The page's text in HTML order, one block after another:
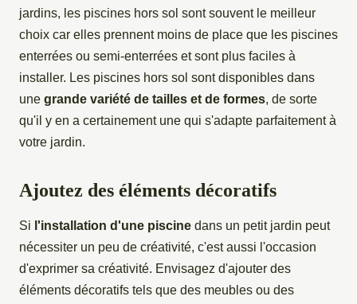
jardins, les piscines hors sol sont souvent le meilleur
choix car elles prennent moins de place que les piscines
enterrées ou semi-enterrées et sont plus faciles à
installer. Les piscines hors sol sont disponibles dans
une grande variété de tailles et de formes, de sorte
qu'il y en a certainement une qui s'adapte parfaitement à
votre jardin.
Ajoutez des éléments décoratifs
Si l'installation d'une piscine dans un petit jardin peut
nécessiter un peu de créativité, c'est aussi l'occasion
d'exprimer sa créativité. Envisagez d'ajouter des
éléments décoratifs tels que des meubles ou des